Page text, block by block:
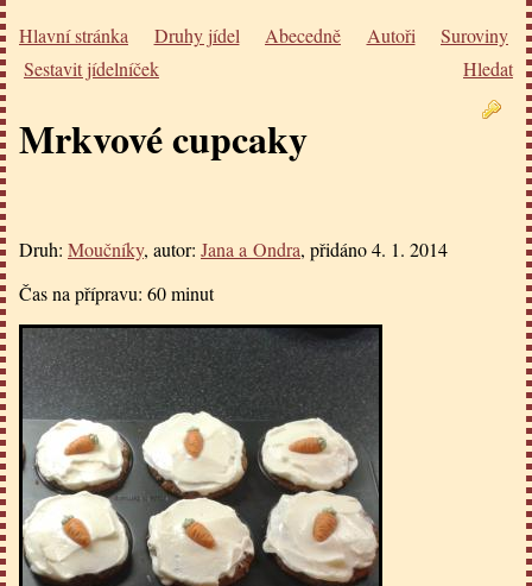
Hlavní stránka Druhy jídel Abecedně Autoři
Suroviny
Sestavit jídelníček
Hledat
Mrkvové cupcaky
Druh: Moučníky, autor: Jana a Ondra, přidáno4. 1. 2014
Čas na přípravu: 60 minut